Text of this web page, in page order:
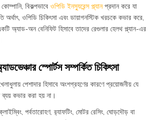
বিকল্পভাবে ওপিডি ইনস্যুরেন্স প্ল্যানপ্রদান করে যা
ওপিডি চিকিৎসা এবং ডায়াগনস্টিক খরচকে কভার করে,
অ্যাড-অন বেনিফিট হিসাবে তাদের রেগুলার হেলথ প্ল্যান-এর
স্পোর্টস সম্পর্কিত চিকিৎসা
পেশাদার হিসাবে অংশগ্রহণের কারণে প্রয়োজনীয় যে
ব্যয় কভার করা হয় না।
পর্বতারোহণ, র‍্যাফটিং, মোটর রেসিং, ঘোড়দৌড় বা